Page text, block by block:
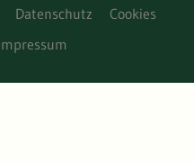
Datenschutz
Cookies